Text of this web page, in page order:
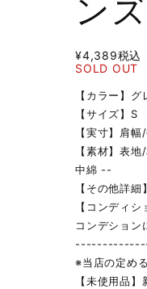
ンズ
¥4,389税込
SOLD OUT
【カラー】グ
【サイズ】S
【実寸】肩
【素材】表
中綿 --
【その他詳
【コンディ
コンデション
※当店の定め
【未使用品